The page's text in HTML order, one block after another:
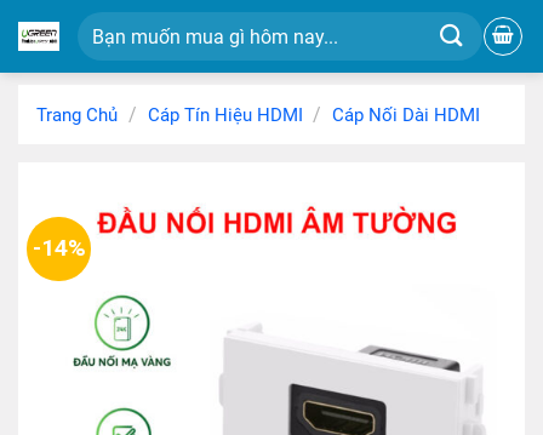
đến
nội
dung
Tìm
kiếm:
Trang Chủ / Cáp Tín Hiệu HDMI / Cáp Nối Dài HDMI
-14%